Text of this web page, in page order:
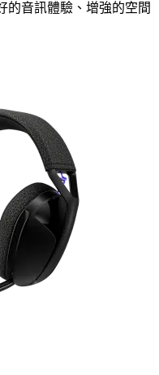
的音訊體驗、增強的空間